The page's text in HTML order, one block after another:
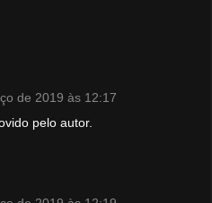
de 2019 às 12:17
pelo autor.